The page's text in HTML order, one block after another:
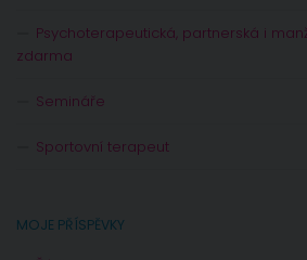
Psychoterapeutická, partnerská i
zdarma
Semináře
Sportovní terapeut
MOJE PŘÍSPĚVKY